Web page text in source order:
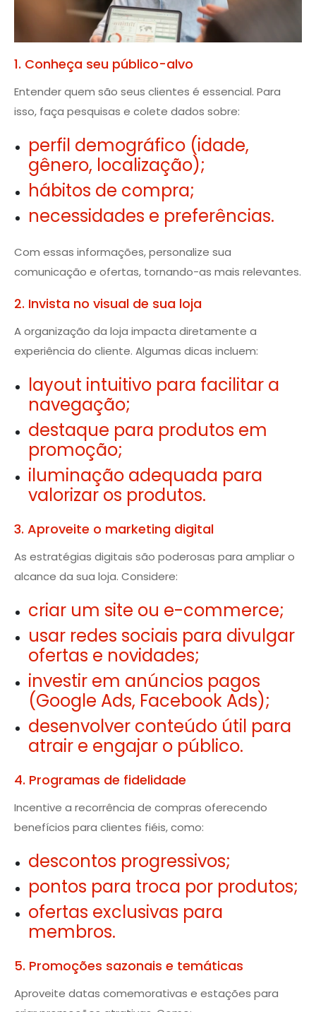
1. Conheça seu público-alvo
Entender quem são seus clientes é essencial. Para
isso, faça pesquisas e colete dados sobre:
perfil demográfico (idade,
gênero, localização);
hábitos de compra;
necessidades e preferências.
Com essas informações, personalize sua
comunicação e ofertas, tornando-as mais relevantes.
2. Invista no visual de sua loja
A organização da loja impacta diretamente a
experiência do cliente. Algumas dicas incluem:
layout intuitivo para facilitar a
navegação;
destaque para produtos em
promoção;
iluminação adequada para
valorizar os produtos.
3. Aproveite o marketing digital
As estratégias digitais são poderosas para ampliar o
alcance da sua loja. Considere:
criar um site ou e-commerce;
usar redes sociais para divulgar
ofertas e novidades;
investir em anúncios pagos
(Google Ads, Facebook Ads);
desenvolver conteúdo útil para
atrair e engajar o público.
4. Programas de fidelidade
Incentive a recorrência de compras oferecendo
benefícios para clientes fiéis, como:
descontos progressivos;
pontos para troca por produtos;
ofertas exclusivas para
membros.
5. Promoções sazonais e temáticas
Aproveite datas comemorativas e estações para